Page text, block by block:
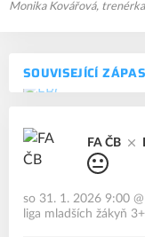
SOUVISEJÍCÍ
FA ČB
so 31. 1. 2026 9:00 @
liga mladších žákyň
Monika Kovářová, trenérka